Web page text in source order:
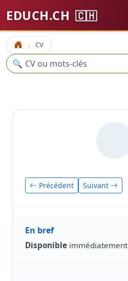
EDUCH.CH 🇨🇭
Accueil CV
Recherche
🔍
Précédent Suivant
En bref
Disponible immédiatement